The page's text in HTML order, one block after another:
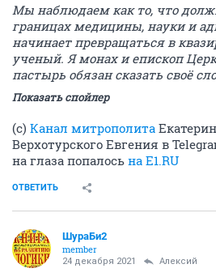
Мы наблюдаем как то, что
границах медицины, науки и
начинает превращаться в
ученый. Я монах и епископ
пастырь обязан сказать своё
Показать спойлер
(c) Канал митрополита
Верхотурского Евгения в
на глаза попалось на E1.RU
ОТВЕТИТЬ
ШураБи2
member
24 декабря 2021 Алексий